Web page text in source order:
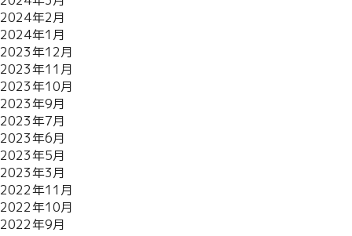
2024年2月
2024年1月
2023年12月
2023年11月
2023年10月
2023年9月
2023年7月
2023年6月
2023年5月
2023年3月
2022年11月
2022年10月
2022年9月